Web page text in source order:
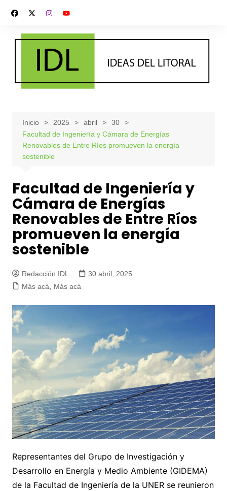
contenido
Inicio 2025 abril
30
Facultad de Ingeniería y Cámara de Energías
Renovables de Entre Ríos promueven la energía
sostenible
Facultad de Ingeniería y
Cámara de Energías
Renovables de Entre Ríos
promueven la energía
sostenible
Redacción IDL
30 abril, 2025
Más acá, Más acá
Representantes del Grupo de Investigación y
Desarrollo en Energía y Medio Ambiente (GIDEMA)
de la Facultad de Ingeniería de la UNER se reunieron